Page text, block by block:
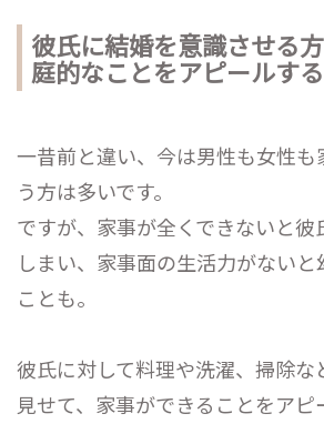
彼氏に結婚を意識させる
庭的なことをアピールする
一昔前と違い、今は男性も女性
う方は多いです。
ですが、家事が全くできないと彼
しまい、家事面の生活力がないと
ことも。
彼氏に対して料理や洗濯、掃除な
見せて、家事ができることをアピ